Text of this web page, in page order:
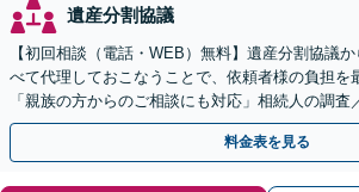
遺産分割協議
【初回相談（電話・WEB）無料】遺産分割協議
べて代理しておこなうことで、依頼者様の負担を
「親族の方からのご相談にも対応」相続人の調査
込み【東京都在住以外の方も対応】
料金表を見る